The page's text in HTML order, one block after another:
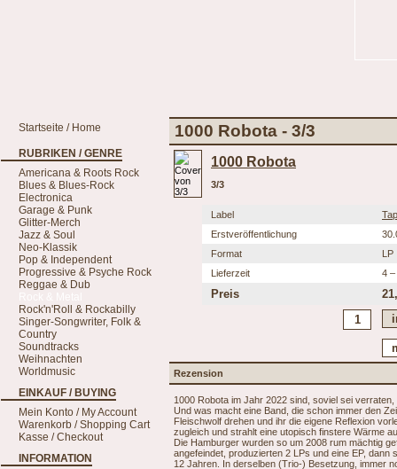
Startseite / Home
RUBRIKEN / GENRE
Americana & Roots Rock
Blues & Blues-Rock
Electronica
Garage & Punk
Glitter-Merch
Jazz & Soul
Neo-Klassik
Pop & Independent
Progressive & Psyche Rock
Reggae & Dub
Rock'n'Roll & Rockabilly
Singer-Songwriter, Folk &
Country
Soundtracks
Weihnachten
Worldmusic
EINKAUF / BUYING
Mein Konto / My Account
Warenkorb / Shopping Cart
Kasse / Checkout
INFORMATION
1000 Robota - 3/3
1000 Robota
3/3
Label
Erstveröffentlichung
Format
LP
Lieferzeit
4 –
Preis
Rezension
1000 Robota im Jahr 2022 sind, soviel sei
Und was macht eine Band, die schon immer den
Fleischwolf drehen und ihr die eigene Reflexion
zugleich und strahlt eine utopisch finstere Wärme
Die Hamburger wurden so um 2008 rum mächtig
angefeindet, produzierten 2 LPs und eine EP,
12 Jahren. In derselben (Trio-) Besetzung, immer